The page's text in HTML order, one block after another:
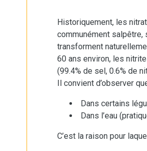
Historiquement, les
communément salpêtre,
transforment
60 ans environ, les
(99.4% de sel, 0.6% de
Il convient d’observer
Dans certains
Dans l’eau
C’est la raison pour